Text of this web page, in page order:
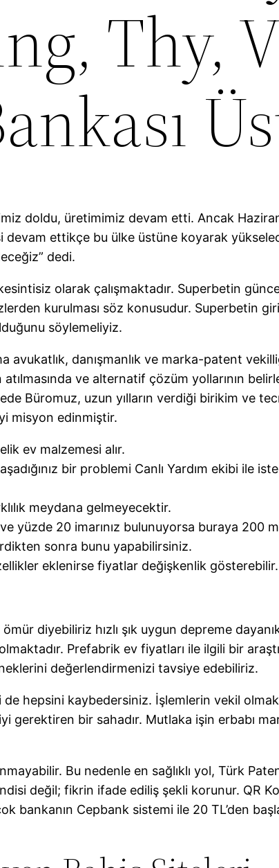
Thy,
doldu, üretimimiz devam etti. Ancak
devam ettikçe bu ülke üstüne koyarak
dedi.
olarak çalışmaktadır. Superbetin
kurulması söz konusudur. Superbetin
söylemeliyiz.
avukatlık, danışmanlık ve marka-patent
atılmasında ve alternatif çözüm yollarının
Büromuz, uzun yılların verdiği birikim ve
misyon edinmiştir.
ev malzemesi alır.
bir problemi Canlı Yardım ekibi ile
meydana gelmeyecektir.
yüzde 20 imarınız bulunuyorsa buraya 200
sonra bunu yapabilirsiniz.
eklenirse fiyatlar değişkenlik gösterebilir.
diyebiliriz hızlı şık uygun depreme
Prefabrik ev fiyatları ile ilgili bir
değerlendirmenizi tavsiye edebiliriz.
de hepsini kaybedersiniz. İşlemlerin vekil
gerektiren bir sahadır. Mutlaka işin erbabı
Bu nedenle en sağlıklı yol, Türk
değil; fikrin ifade ediliş şekli korunur. QR
bankanın Cepbank sistemi ile 20 TL’den